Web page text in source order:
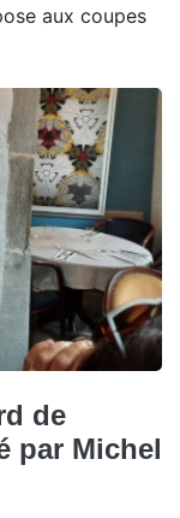
aux coupes
de
par Michel